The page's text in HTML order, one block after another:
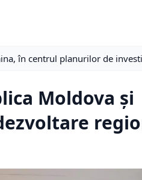
în centrul planurilor de
Moldova și